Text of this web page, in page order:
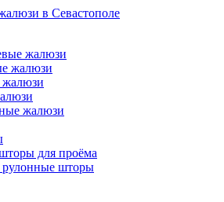
жалюзи
жалюзи
жалюзи
жалюзи
для проёма
рулонные шторы